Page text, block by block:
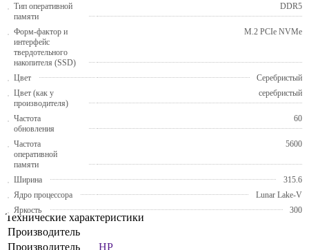
Тип оперативной
памяти
DDR5
Форм-фактор и
интерфейс
твердотельного
накопителя (SSD)
M.2 PCIe NVMe
Цвет
Серебристый
Цвет (как у
производителя)
серебристый
Частота
обновления
60
Частота
оперативной
памяти
5600
Ширина
315.6
Ядро процессора
Lunar Lake-V
Яркость
300
Технические характеристики
Производитель
Производитель
HP